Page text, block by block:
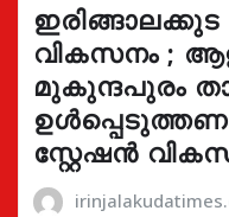
വികസനം ;
മുകുന്ദപുരം
സ്റ്റേഷൻ